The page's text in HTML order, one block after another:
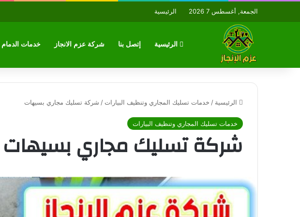
الجمعة, أغسطس 7 2026 الرئيسية
الرئيسية إتصل بنا شركة عزم الانجاز خدمات الدمام
الرئيسية / خدمات تسليك المجاري وتنظيف البيارات / شركة تسليك مجاري بسيهات
خدمات تسليك المجاري وتنظيف البيارات
شركة تسليك مجاري بسيهات